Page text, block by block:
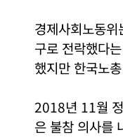
경제사회노동
구로 전락했다
했지만 한국노
2018년 11월
은 불참 의사를